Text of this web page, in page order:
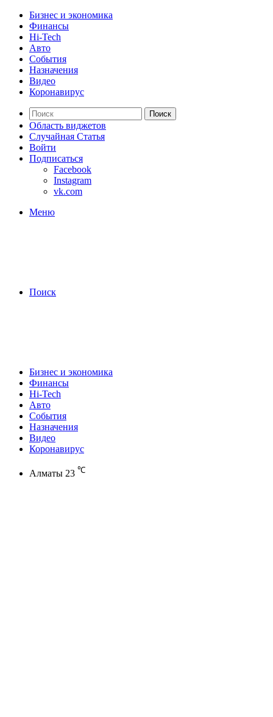
Бизнес и экономика
Финансы
Hi-Tech
Авто
События
Назначения
Видео
Коронавирус
Поиск
Область виджетов
Случайная Статья
Войти
Подписаться
Facebook
Instagram
vk.com
Меню
Поиск
Бизнес и экономика
Финансы
Hi-Tech
Авто
События
Назначения
Видео
Коронавирус
Алматы 23 ℃